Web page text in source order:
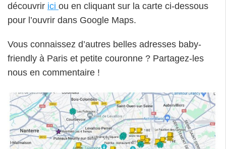
découvrir ici ou en cliquant sur la carte ci-dessous
pour l’ouvrir dans Google Maps.
Vous connaissez d’autres belles adresses baby-
friendly à Paris et petite couronne ? Partagez-les
nous en commentaire !